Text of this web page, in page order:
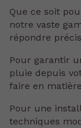
Que ce soit
notre vaste
répondre
Pour garantir
pluie depuis
faire en
Pour une
techniques